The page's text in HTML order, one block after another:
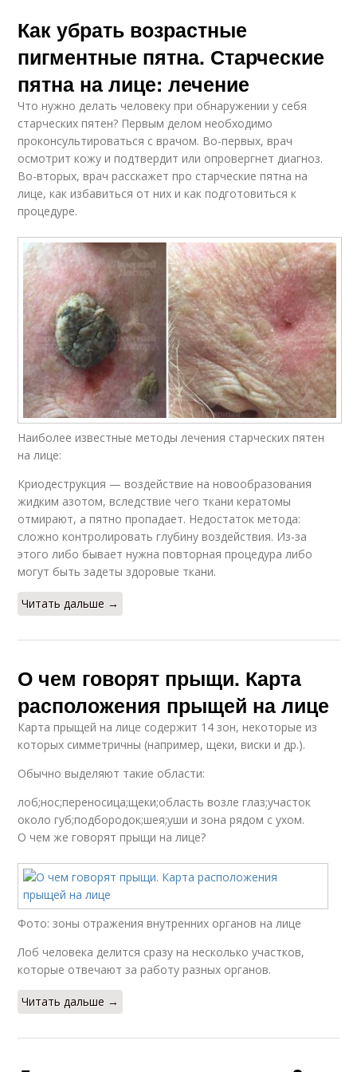
Как убрать возрастные
пигментные пятна. Старческие
пятна на лице: лечение
Что нужно делать человеку при обнаружении у себя
старческих пятен? Первым делом необходимо
проконсультироваться с врачом. Во-первых, врач
осмотрит кожу и подтвердит или опровергнет диагноз.
Во-вторых, врач расскажет про старческие пятна на
лице, как избавиться от них и как подготовиться к
процедуре.
Наиболее известные методы лечения старческих пятен
на лице:
Криодеструкция — воздействие на новообразования
жидким азотом, вследствие чего ткани кератомы
отмирают, а пятно пропадает. Недостаток метода:
сложно контролировать глубину воздействия. Из-за
этого либо бывает нужна повторная процедура либо
могут быть задеты здоровые ткани.
Читать дальше →
О чем говорят прыщи. Карта
расположения прыщей на лице
Карта прыщей на лице содержит 14 зон, некоторые из
которых симметричны (например, щеки, виски и др.).
Обычно выделяют такие области:
лоб;нос;переносица;щеки;область возле глаз;участок
около губ;подбородок;шея;уши и зона рядом с ухом.
О чем же говорят прыщи на лице?
Фото: зоны отражения внутренних органов на лице
Лоб человека делится сразу на несколько участков,
которые отвечают за работу разных органов.
Читать дальше →